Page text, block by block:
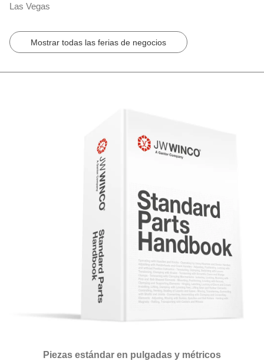
Las Vegas
Mostrar todas las ferias de negocios
Piezas estándar en pulgadas y métricos